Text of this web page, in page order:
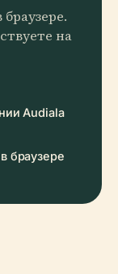
на
Audiala
браузере